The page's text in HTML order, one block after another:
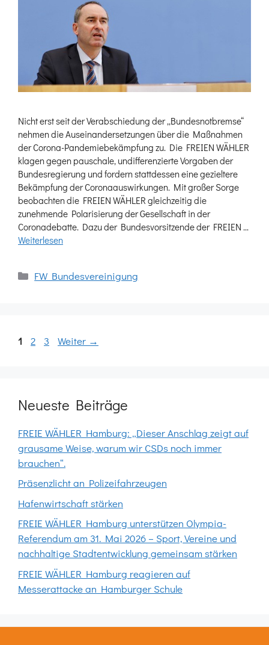
Nicht erst seit der Verabschiedung der „Bundesnotbremse“
nehmen die Auseinandersetzungen über die Maßnahmen
der Corona-Pandemiebekämpfung zu. Die FREIEN WÄHLER
klagen gegen pauschale, undifferenzierte Vorgaben der
Bundesregierung und fordern stattdessen eine gezieltere
Bekämpfung der Coronaauswirkungen. Mit großer Sorge
beobachten die FREIEN WÄHLER gleichzeitig die
zunehmende Polarisierung der Gesellschaft in der
Coronadebatte. Dazu der Bundesvorsitzende der FREIEN …
Weiterlesen
Kategorien
FW Bundesvereinigung
Seite
1 Seite
2 Seite
3 Weiter →
Neueste Beiträge
FREIE WÄHLER Hamburg: „Dieser Anschlag zeigt auf
grausame Weise, warum wir CSDs noch immer
brauchen“.
Präsenzlicht an Polizeifahrzeugen
Hafenwirtschaft stärken
FREIE WÄHLER Hamburg unterstützen Olympia-
Referendum am 31. Mai 2026 – Sport, Vereine und
nachhaltige Stadtentwicklung gemeinsam stärken
FREIE WÄHLER Hamburg reagieren auf
Messerattacke an Hamburger Schule